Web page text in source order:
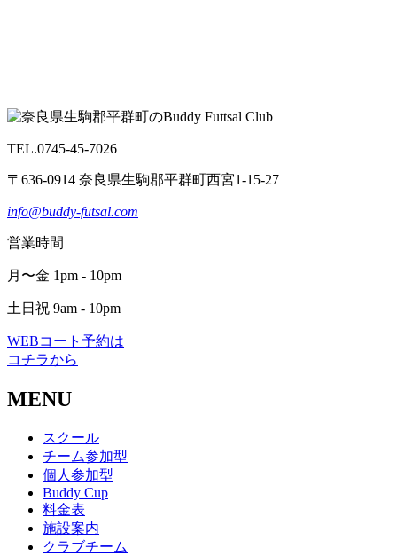
TEL.0745-45-7026
〒636-0914 奈良県生駒郡平群町西宮1-15-27
info@buddy-futsal.com
営業時間
月〜金 1pm - 10pm
土日祝 9am - 10pm
WEBコート予約は
コチラから
MENU
スクール
チーム参加型
個人参加型
Buddy Cup
料金表
施設案内
クラブチーム